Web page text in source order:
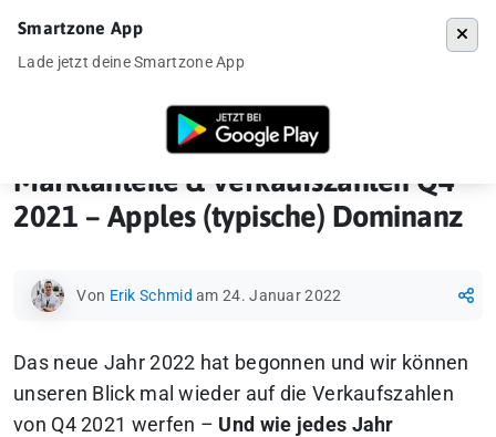
Marktanteile & Verkaufszahlen Q4 2021 – Apples
Marktanteile & Verkaufszahlen Q4
2021 – Apples (typische) Dominanz
Von Erik Schmid am 24. Januar 2022
Das neue Jahr 2022 hat begonnen und wir können
unseren Blick mal wieder auf die Verkaufszahlen
von Q4 2021 werfen – Und wie jedes Jahr
Smartzone App
Lade jetzt deine Smartzone App